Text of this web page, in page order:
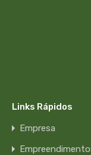
Links Rápidos
Empresa